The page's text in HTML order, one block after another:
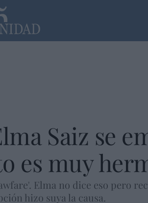
Saiz se
es muy
Elma no dice eso pero
hizo suya la causa.